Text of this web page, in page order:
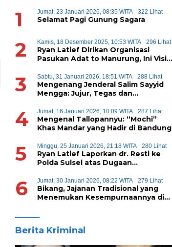
1 Jumat, 23 Januari 2026, 08:35 WITA 322 Lihat
Selamat Pagi Gunung Sagara
2 Kamis, 18 Desember 2025, 10:53 WITA 296 Lihat
Ryan Latief Dirikan Organisasi
Pasukan Adat to Manurung, Ini Visi
3 Sabtu, 31 Januari 2026, 18:51 WITA 288 Lihat
Mengenang Jenderal Salim Sayyid
Mengga: Jujur, Tegas dan
4 Jumat, 16 Januari 2026, 10:09 WITA 287 Lihat
Mengenal Tallopannyu: “Mochi”
Khas Mandar yang Hadir di Bandung
5 Minggu, 25 Januari 2026, 21:18 WITA 280 Lihat
Ryan Latief Laporkan dr. Resti ke
Polda Sulsel atas Dugaan
6 Jumat, 30 Januari 2026, 08:22 WITA 279 Lihat
Bikang, Jajanan Tradisional yang
Menemukan Kesempurnaannya di
Berita Kriminal